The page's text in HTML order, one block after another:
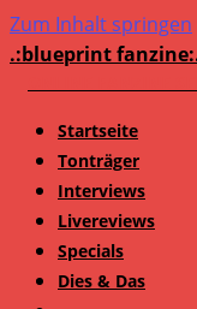
Zum Inhalt springen
.:blueprint
Startseite
Tonträger
Interviews
Livereviews
Specials
Dies & Das